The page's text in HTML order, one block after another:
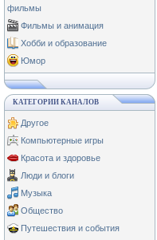
фильмы
Фильмы и анимация
Хобби и образование
Юмор
КАТЕГОРИИ КАНАЛОВ
Другое
Компьютерные игры
Красота и здоровье
Люди и блоги
Музыка
Общество
Путешествия и события